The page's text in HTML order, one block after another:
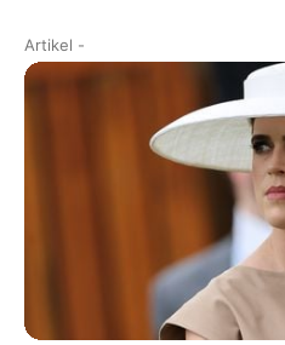
Artikel -